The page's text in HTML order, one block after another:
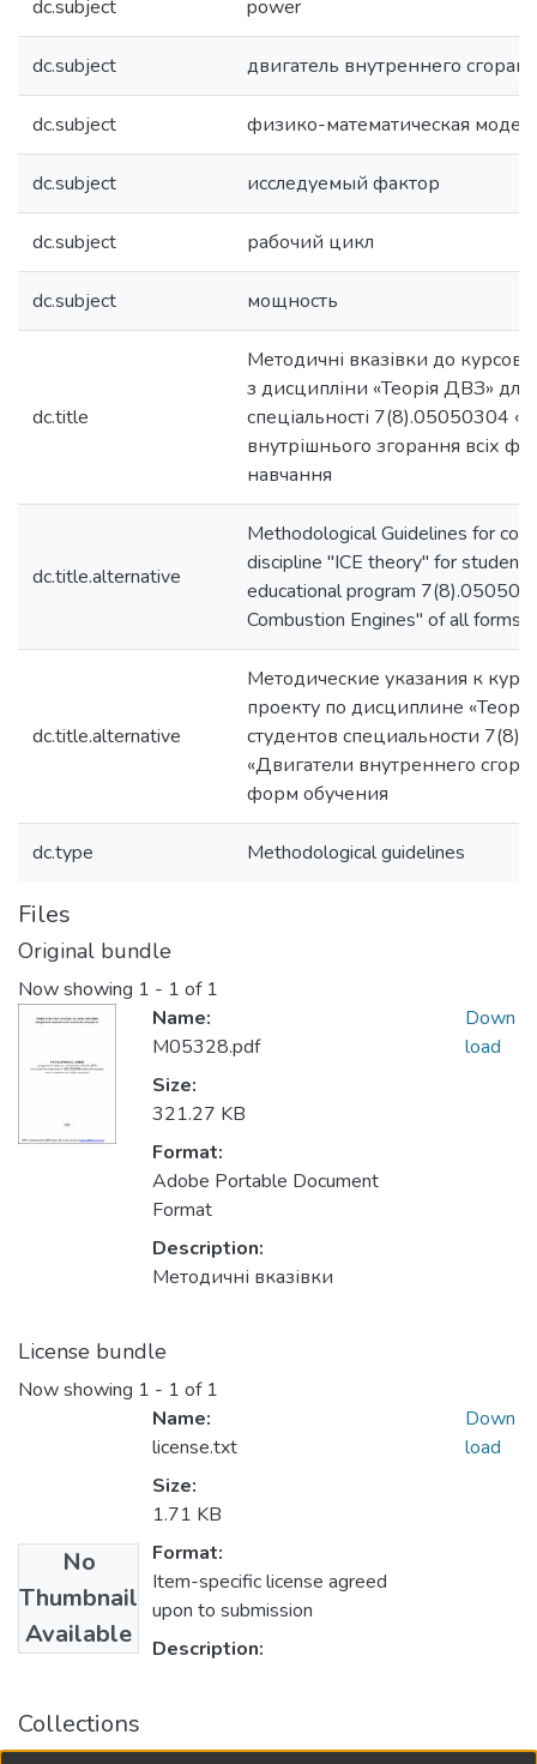
dc.subject power
dc.subject двигатель внутреннего
dc.subject физико-математическая
dc.subject исследуемый фактор
dc.subject рабочий цикл
dc.subject мощность
dc.title
Методичні вказівки до
з дисципліни «Теорія ДВЗ» для
спеціальності 7(8).05050304
внутрішнього згорання всіх
навчання
dc.title.alternative
Methodological Guidelines for
discipline "ICE theory" for
educational program
Combustion Engines" of all forms
dc.title.alternative
Методические указания к
проекту по дисциплине
студентов специальности
«Двигатели внутреннего
форм обучения
dc.type Methodological guidelines
Files
Original bundle
Now showing 1 - 1 of 1
Name:
M05328.pdf
Size:
321.27 KB
Format:
Adobe Portable Document
Format
Description:
Методичні вказівки
Down
load
License bundle
Now showing 1 - 1 of 1
No
Thumbnail
Available
Name:
license.txt
Size:
1.71 KB
Format:
Item-specific license agreed
upon to submission
Description:
Down
load
Collections